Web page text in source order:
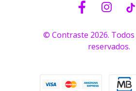
© Contraste 2026.
reservados.